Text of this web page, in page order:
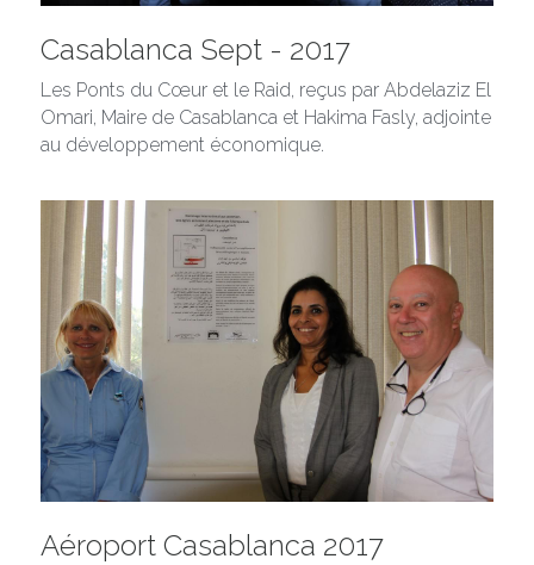
Casablanca Sept - 2017
Les Ponts du Cœur et le Raid, reçus par Abdelaziz El
Omari, Maire de Casablanca et Hakima Fasly, adjointe
au développement économique.
Aéroport Casablanca 2017